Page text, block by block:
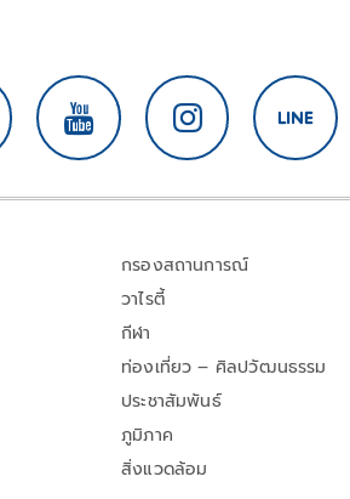
กรองสถานการณ์
วาไรตี้
กีฬา
ท่องเที่ยว – ศิลปวัฒนธรรม
ประชาสัมพันธ์
ภูมิภาค
สิ่งแวดล้อม